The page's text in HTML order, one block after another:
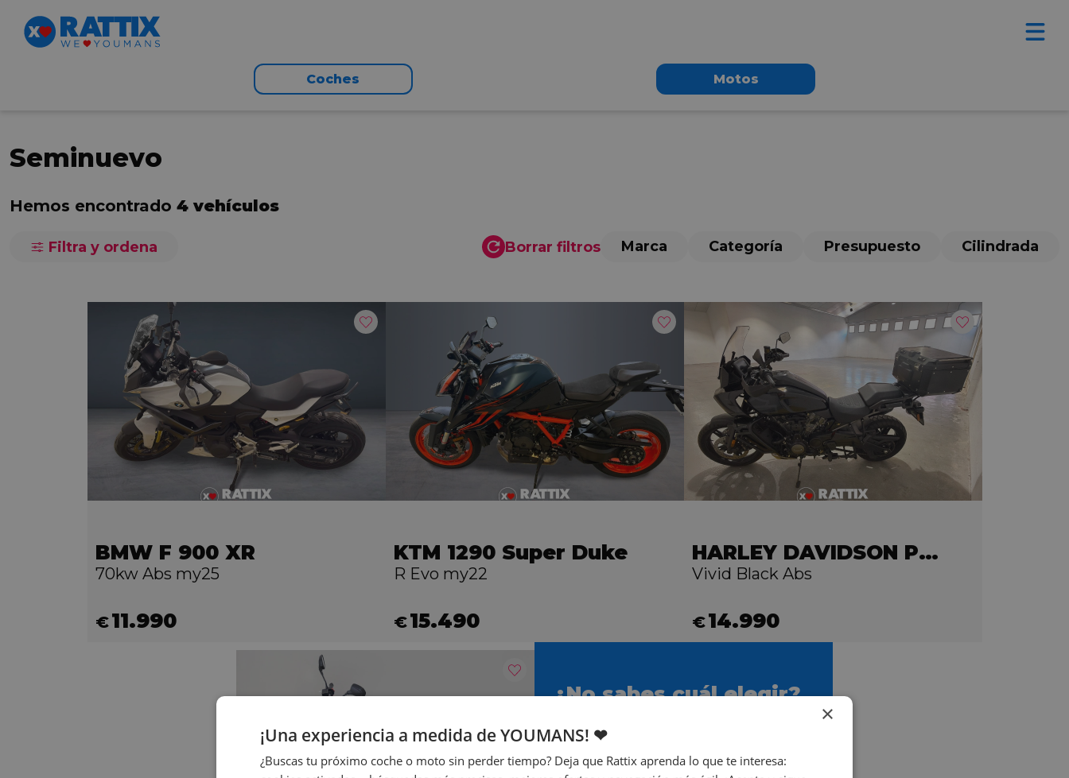
Coches Motos
Seminuevo
Hemos encontrado 4 vehículos
Filtra y ordena Borrar filtros Marca Categoría Presupuesto Cilindrada
BMW F 900 XR
70kw Abs my25
€11.990
KTM 1290 Super Duke
R Evo my22
€15.490
HARLEY DAVIDSON Pan America 1250
Vivid Black Abs
€14.990
¿No sabes cuál elegir?
¡Te ayudamos nosotros!
¡Contáctanos ya!
×
¡Una experiencia a medida de YOUMANS! ❤
¿Buscas tu próximo coche o moto sin perder tiempo? Deja que Rattix aprenda lo que te interesa: